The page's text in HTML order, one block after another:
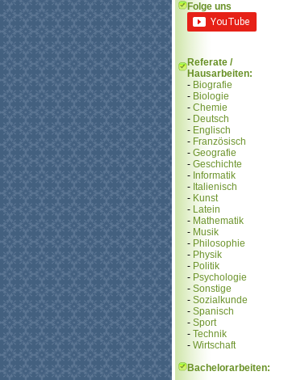
Folge uns
Referate /
Hausarbeiten:
- Biografie
- Biologie
- Chemie
- Deutsch
- Englisch
- Französisch
- Geografie
- Geschichte
- Informatik
- Italienisch
- Kunst
- Latein
- Mathematik
- Musik
- Philosophie
- Physik
- Politik
- Psychologie
- Sonstige
- Sozialkunde
- Spanisch
- Sport
- Technik
- Wirtschaft
Bachelorarbeiten: